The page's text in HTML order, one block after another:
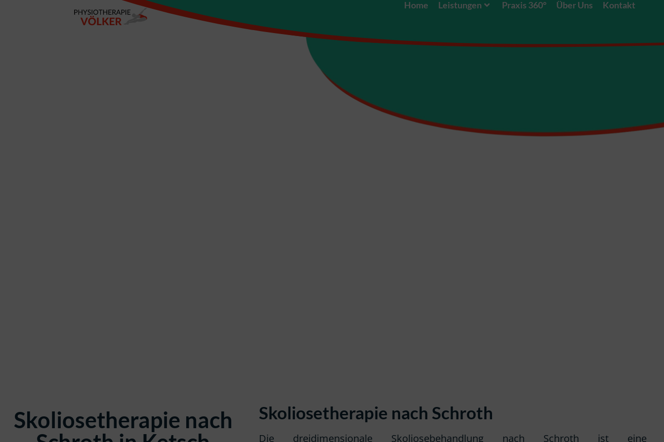
Home Leistungen Praxis 360° Über Uns Kontakt
Skoliosetherapie nach
Skoliosetherapie nach Schroth
Die dreidimensionale Skoliosebehandlung nach Schroth ist eine